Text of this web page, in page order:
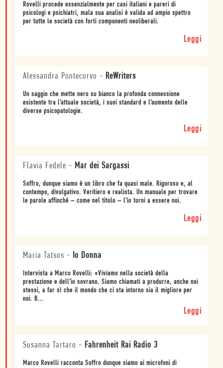
Rovelli procede essenzialmente per casi italiani e pareri di
psicologi e psichiatri, mala sua analisi è valida ad ampio spettro
per tutte le società con forti componenti neoliberali.
Leggi
Alessandra Pontecorvo - ReWriters
Un saggio che mette nero su bianco la profonda connessione
esistente tra l’attuale società, i suoi standard e l’aumento delle
diverse psicopatologie.
Leggi
Flavia Fedele - Mar dei Sargassi
Soffro, dunque siamo è un libro che fa quasi male. Rigoroso e, al
contempo, divulgativo. Veritiero e realista. Un manuale per trovare
le parole affinché – come nel titolo – l’io torni a essere noi.
Leggi
Maria Tatsos - Io Donna
Intervista a Marco Rovelli: «Viviamo nella società della
prestazione e dell’io sovrano. Siamo chiamati a produrre, anche noi
stessi, a far sì che il mondo che ci sta intorno sia il migliore per
noi. B...
Leggi
Susanna Tartaro - Fahrenheit Rai Radio 3
Marco Rovelli racconta Soffro dunque siamo ai microfoni di